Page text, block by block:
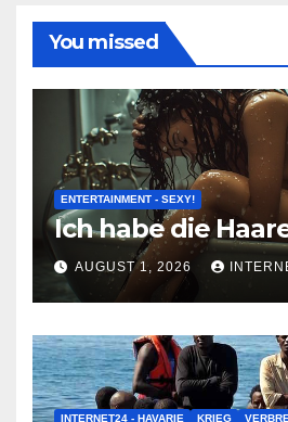
You missed
ENTERTAINMENT - SEXY!
Ich habe die
AUGUST 1, 2026
INTERNET24 - HAVARIE KRIEG